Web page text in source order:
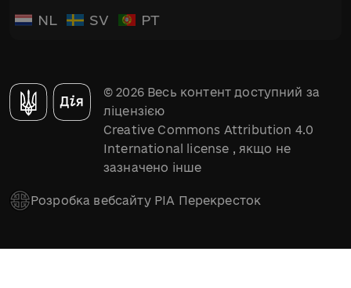
NL SV PT
© 2026 Весь контент доступний за
ліцензією
Creative Commons Attribution 4.0
International license , якщо не
зазначено інше
Розробка вебсайту РІА Перекресток